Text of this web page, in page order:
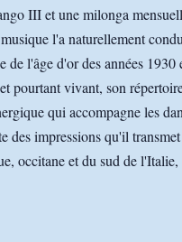
III et une milonga
l'a naturellement
l'âge d'or des années
pourtant vivant, son
qui accompagne les
des impressions qu'il
occitane et du sud de